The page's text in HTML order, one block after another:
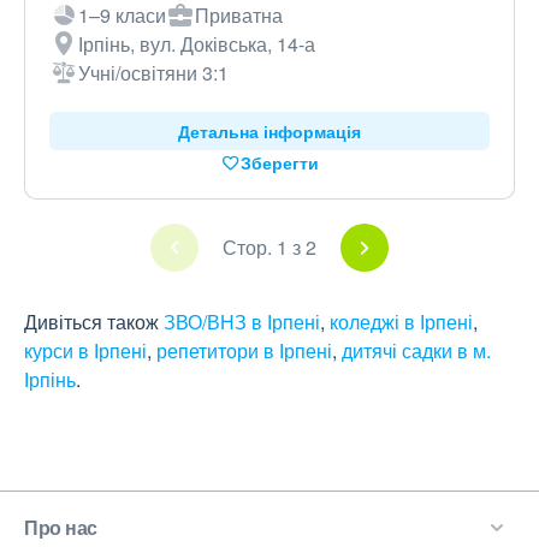
1–9 класи
Приватна
Ірпінь, вул. Доківська, 14-а
Учні/освітяни 3:1
Детальна інформація
Зберегти
Стор. 1 з 2
Дивіться такожЗВО/ВНЗ в Ірпені, коледжі в Ірпені,
курси в Ірпені, репетитори в Ірпені, дитячі садки в м.
Ірпінь.
Про нас